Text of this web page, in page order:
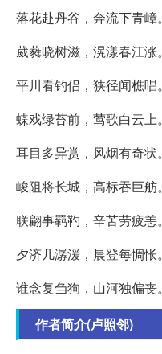
落花赴丹谷，奔流下青嶂。
葳蕤晓树滋，滉漾春江涨。
平川看钓侣，狭径闻樵唱。
蝶戏绿苔前，莺歌白云上。
耳目多异赏，风烟有奇状。
峻阻将长城，高标吞巨舫。
联翩事羁靮，辛苦劳疲恙。
夕济几潺湲，晨登每惆怅。
谁念复刍狗，山河独偏丧。
作者简介(卢照邻)